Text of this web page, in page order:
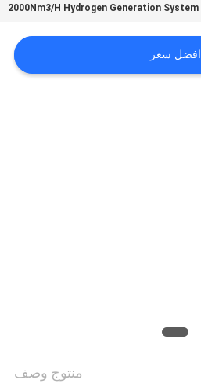
2000Nm3/H Hydrogen Generation System
افضل سعر
منتوج وصف